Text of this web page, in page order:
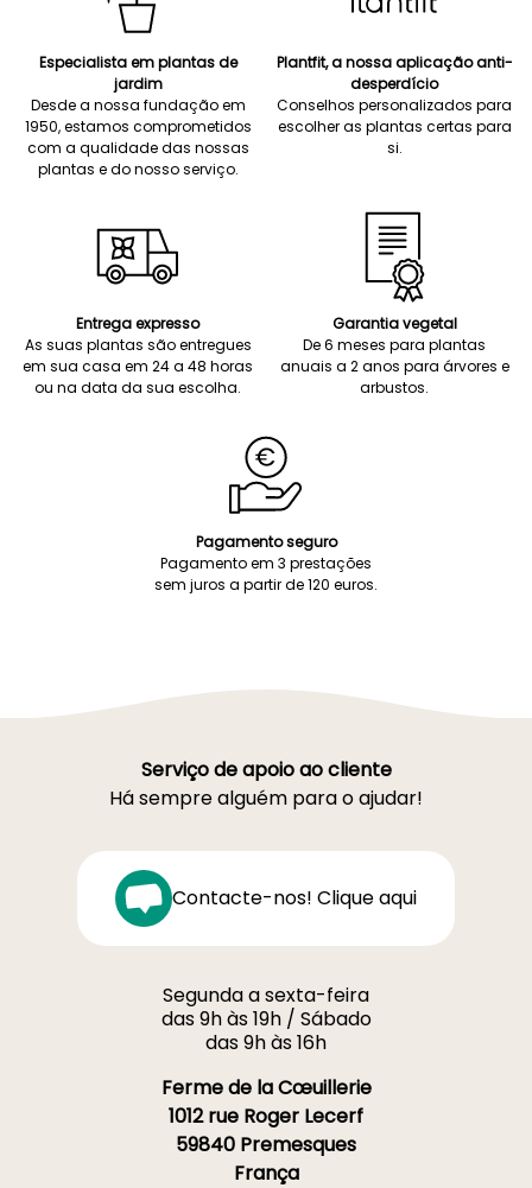
Especialista em plantas de
jardim
Desde a nossa fundação em
1950, estamos comprometidos
com a qualidade das nossas
plantas e do nosso serviço.
Plantfit, a nossa aplicação anti-
desperdício
Conselhos personalizados para
escolher as plantas certas para
si.
Entrega expresso
As suas plantas são entregues
em sua casa em 24 a 48 horas
ou na data da sua escolha.
Garantia vegetal
De 6 meses para plantas
anuais a 2 anos para árvores e
arbustos.
Pagamento seguro
Pagamento em 3 prestações
sem juros a partir de 120 euros.
Serviço de apoio ao cliente
Há sempre alguém para o ajudar!
Contacte-nos! Clique aqui
Segunda a sexta-feira
das 9h às 19h / Sábado
das 9h às 16h
Ferme de la Cœuillerie
1012 rue Roger Lecerf
59840 Premesques
França